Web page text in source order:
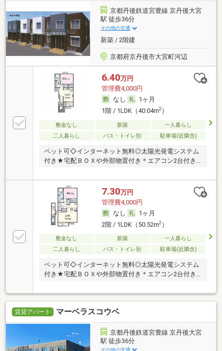
京都丹後鉄道宮豊線 京丹後大宮
駅 徒歩36分
その他の交通
新築 / 2階建
京都府京丹後市大宮町河辺
6.40万円
管理費4,000円
なし
1ヶ月
1階 / 1LDK（40.04m2）
敷金なし 新築
一人暮らし
二人暮らし
バス・トイレ別 駐車場(近隣含)
ペット可◇インターネット無料◎太陽光発電システム
付き★宅配ＢＯＸや外部物置付き＊エアコン2台付き
☆彡
7.30万円
管理費4,000円
なし
1ヶ月
2階 / 1LDK（50.52m2）
敷金なし 新築
一人暮らし
二人暮らし
バス・トイレ別 駐車場(近隣含)
ペット可◇インターネット無料◎太陽光発電システム
付き★宅配ＢＯＸや外部物置付き＊エアコン2台付き
賃貸アパート マーベラスコウベ
京都丹後鉄道宮豊線 京丹後大宮
駅 徒歩36分
その他の交通